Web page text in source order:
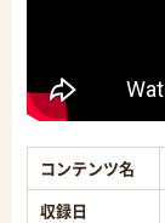
コンテンツ名
収録日